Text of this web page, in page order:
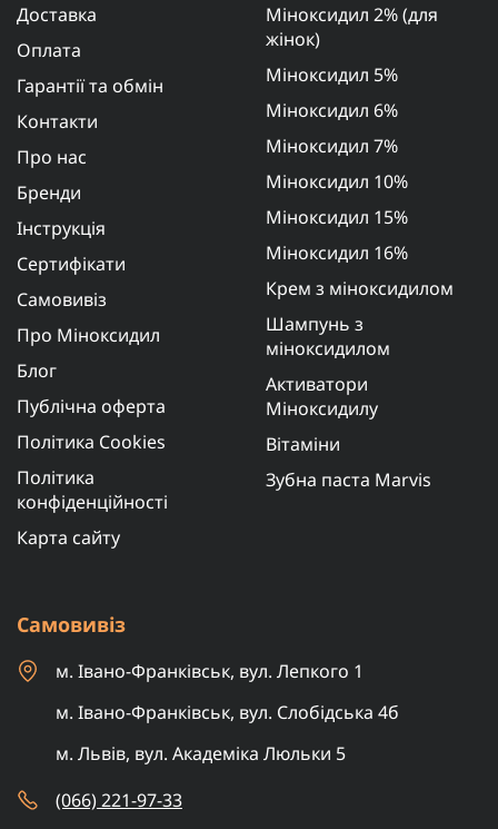
Доставка
Оплата
Гарантії та обмін
Контакти
Про нас
Бренди
Інструкція
Сертифікати
Самовивіз
Про Міноксидил
Блог
Публічна оферта
Політика Cookies
Політика
конфіденційності
Карта сайту
Міноксидил 2% (для
жінок)
Міноксидил 5%
Міноксидил 6%
Міноксидил 7%
Міноксидил 10%
Міноксидил 15%
Міноксидил 16%
Крем з міноксидилом
Шампунь з
міноксидилом
Активатори
Міноксидилу
Вітаміни
Зубна паста Marvis
Самовивіз
м. Івано-Франківськ, вул. Лепкого 1
м. Івано-Франківськ, вул. Слобідська 4б
м. Львів, вул. Академіка Люльки 5
(066) 221-97-33